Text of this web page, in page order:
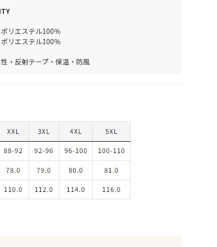
リエステル100％
リエステル100％
・反射テープ・保温・防風